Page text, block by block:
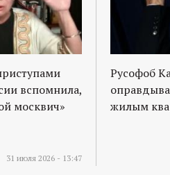
вспомнила,
москвич»
31 июля 2026 - 13:47
Русофоб
жилым